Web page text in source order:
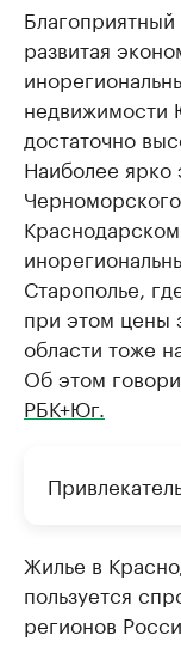
развитая
недвижимости
достаточно
Наиболее ярко
Старополье,
при этом цены
области тоже
Об этом
РБК+Юг.
Жилье в
пользуется
регионов